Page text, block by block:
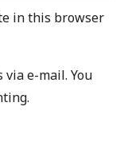
in this browser
e-mail. You